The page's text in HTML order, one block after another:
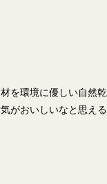
を環境に優しい自然乾
がおいしいなと思える